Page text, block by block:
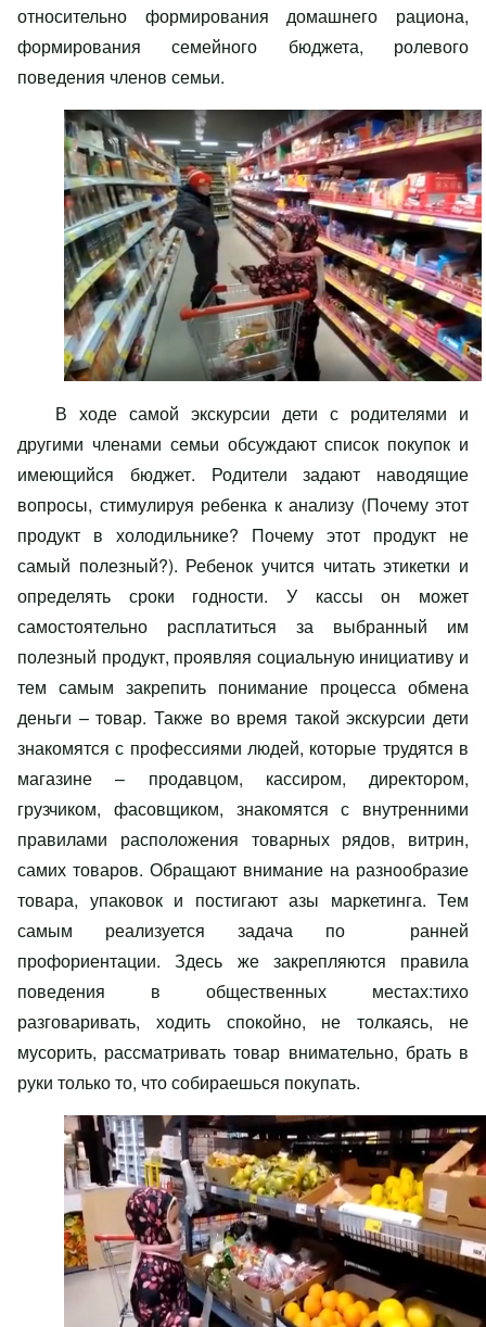
относительно формирования домашнего рациона,
формирования семейного бюджета, ролевого
поведения членов семьи.
В ходе самой экскурсии дети с родителями и
другими членами семьи обсуждают список покупок и
имеющийся бюджет. Родители задают наводящие
вопросы, стимулируя ребенка к анализу (Почему этот
продукт в холодильнике? Почему этот продукт не
самый полезный?). Ребенок учится читать этикетки и
определять сроки годности. У кассы он может
самостоятельно расплатиться за выбранный им
полезный продукт, проявляя социальную инициативу и
тем самым закрепить понимание процесса обмена
деньги – товар. Также во время такой экскурсии дети
знакомятся с профессиями людей, которые трудятся в
магазине – продавцом, кассиром, директором,
грузчиком, фасовщиком, знакомятся с внутренними
правилами расположения товарных рядов, витрин,
самих товаров. Обращают внимание на разнообразие
товара, упаковок и постигают азы маркетинга. Тем
самым реализуется задача по ранней
профориентации. Здесь же закрепляются правила
поведения в общественных местах:тихо
разговаривать, ходить спокойно, не толкаясь, не
мусорить, рассматривать товар внимательно, брать в
руки только то, что собираешься покупать.